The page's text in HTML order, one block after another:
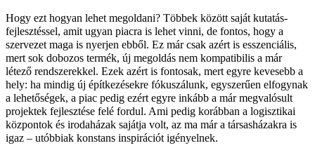
Hogy ezt hogyan lehet megoldani? Többek között saját kutatás-
fejlesztéssel, amit ugyan piacra is lehet vinni, de fontos, hogy a
szervezet maga is nyerjen ebből. Ez már csak azért is esszenciális,
mert sok dobozos termék, új megoldás nem kompatibilis a már
létező rendszerekkel. Ezek azért is fontosak, mert egyre kevesebb a
hely: ha mindig új építkezésekre fókuszálunk, egyszerűen elfogynak
a lehetőségek, a piac pedig ezért egyre inkább a már megvalósult
projektek fejlesztése felé fordul. Ami pedig korábban a logisztikai
központok és irodaházak sajátja volt, az ma már a társasházakra is
igaz – utóbbiak konstans inspirációt igényelnek.